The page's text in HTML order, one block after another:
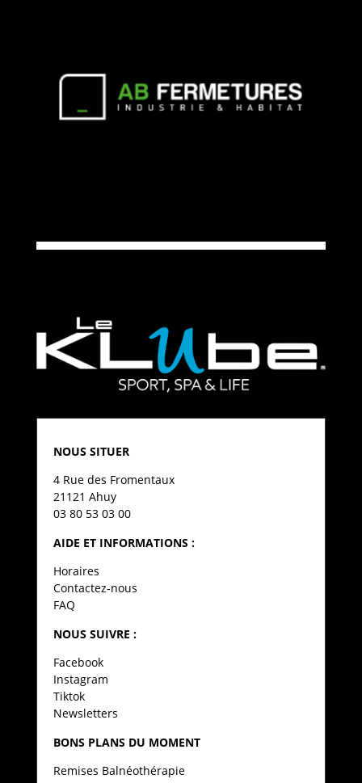
NOUS SITUER
4 Rue des Fromentaux
21121 Ahuy
03 80 53 03 00
AIDE ET INFORMATIONS :
Horaires
Contactez-nous
FAQ
NOUS SUIVRE :
Facebook
Instagram
Tiktok
Newsletters
BONS PLANS DU MOMENT
Remises Balnéothérapie